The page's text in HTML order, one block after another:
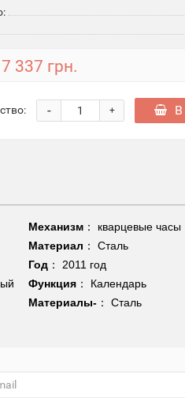
7 337 грн.
+
- В
Механизм ：
кварцевые часы
Материал ：Сталь
Год ： 2011 год
Функция ： Календарь
Материалы- ：Сталь